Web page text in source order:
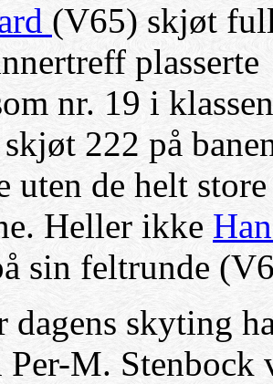
(V65) skjøt
plasserte
nr. 19 i
222 på
uten de helt store
Heller ikke
sin feltrunde
dagens skyting
Per-M. Stenbock